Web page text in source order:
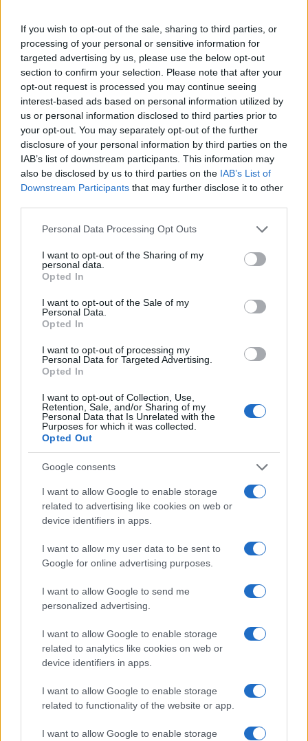
If you wish to opt-out of the sale, sharing to third parties, or
processing of your personal or sensitive information for
targeted advertising by us, please use the below opt-out
section to confirm your selection. Please note that after your
opt-out request is processed you may continue seeing
interest-based ads based on personal information utilized by
us or personal information disclosed to third parties prior to
your opt-out. You may separately opt-out of the further
disclosure of your personal information by third parties on the
IAB’s list of downstream participants. This information may
also be disclosed by us to third parties on the IAB’s List of
Downstream Participants that may further disclose it to other
Please note that this website/app uses one or more Google
not limited to your visit or usage behaviour. You may click to
grant or deny consent to Google and its third-party tags to
use your data for below specified purposes in below Google
consent section.
Personal Data Processing Opt Outs
I want to opt-out of the Sharing of my
personal data.
Opted In
I want to opt-out of the Sale of my
Personal Data.
Opted In
I want to opt-out of processing my
Personal Data for Targeted Advertising.
Opted In
I want to opt-out of Collection, Use,
Retention, Sale, and/or Sharing of my
Personal Data that Is Unrelated with the
Purposes for which it was collected.
Opted Out
Google consents
I want to allow Google to enable storage
related to advertising like cookies on web or
device identifiers in apps.
I want to allow my user data to be sent to
Google for online advertising purposes.
I want to allow Google to send me
personalized advertising.
I want to allow Google to enable storage
related to analytics like cookies on web or
device identifiers in apps.
I want to allow Google to enable storage
related to functionality of the website or app.
I want to allow Google to enable storage
Bianca Magni
Bianca Magni ha trascritto a mano il diario di
di Stato per una serie sul Rinascimento
urbano; è collaboratrice storica che propone
percorsi culturali e note d'archivio. Vive a
biblioteche storiche cittadine.